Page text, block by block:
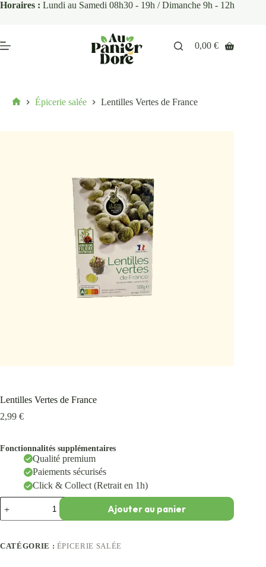
Horaires : Lundi au Samedi 08h30 - 19h / Dimanche 9h - 12h
0,00€
Épicerie salée Lentilles Vertes de France
Lentilles Vertes de France
2,99 €
Fonctionnalités supplémentaires
Qualité premium
Paiements sécurisés
Click & Collect (Retrait en 1h)
Ajouter au panier
CATÉGORIE : ÉPICERIE SALÉE